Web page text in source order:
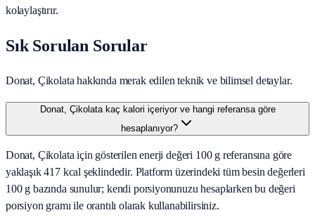
kolaylaştırır.
Sık Sorulan Sorular
Donat, Çikolata hakkında merak edilen teknik ve bilimsel detaylar.
Donat, Çikolata kaç kalori içeriyor ve hangi referansa göre
hesaplanıyor?
Donat, Çikolata için gösterilen enerji değeri 100 g referansına göre
yaklaşık 417 kcal şeklindedir. Platform üzerindeki tüm besin değerleri
100 g bazında sunulur; kendi porsiyonunuzu hesaplarken bu değeri
porsiyon gramı ile orantılı olarak kullanabilirsiniz.